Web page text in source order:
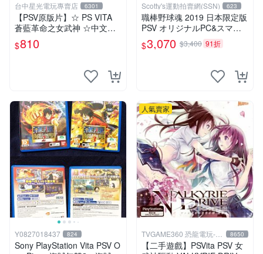
台中星光電玩專賣店 6301
【PSV原版片】☆ PS VITA
蒼藍革命之女武神 ☆中文版
全新品【台中星光電玩】
$810
Scotty's運動拍賣網(SSN) 623
職棒野球魂 2019 日本限定版
PSV オリジナルPC&スマホ
壁紙 配信 補貨中
$3,070 $3,400 91折
Y0827018437 824
Sony PlayStation Vita PSV O
人氣賣家
TVGAME360 恐龍電玩-台
中店
8650
【二手遊戲】PSVita PSV 女